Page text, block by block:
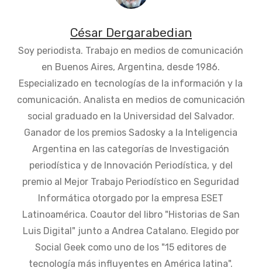
César Dergarabedian
Soy periodista. Trabajo en medios de comunicación
en Buenos Aires, Argentina, desde 1986.
Especializado en tecnologías de la información y la
comunicación. Analista en medios de comunicación
social graduado en la Universidad del Salvador.
Ganador de los premios Sadosky a la Inteligencia
Argentina en las categorías de Investigación
periodística y de Innovación Periodística, y del
premio al Mejor Trabajo Periodístico en Seguridad
Informática otorgado por la empresa ESET
Latinoamérica. Coautor del libro "Historias de San
Luis Digital" junto a Andrea Catalano. Elegido por
Social Geek como uno de los "15 editores de
tecnología más influyentes en América latina".